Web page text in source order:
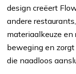
design creëert
andere
materiaalkeuze
beweging en
die naadloos